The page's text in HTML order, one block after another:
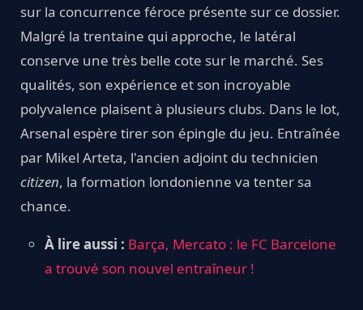
sur la concurrence féroce présente sur ce dossier.
Malgré la trentaine qui approche, le latéral
conserve une très belle cote sur le marché. Ses
qualités, son expérience et son incroyable
polyvalence plaisent à plusieurs clubs. Dans le lot,
Arsenal espère tirer son épingle du jeu. Entraînée
par Mikel Arteta, l'ancien adjoint du technicien
citizen, la formation londonienne va tenter sa
chance.
À lire aussi : Barça, Mercato : le FC Barcelone
a trouvé son nouvel entraîneur !